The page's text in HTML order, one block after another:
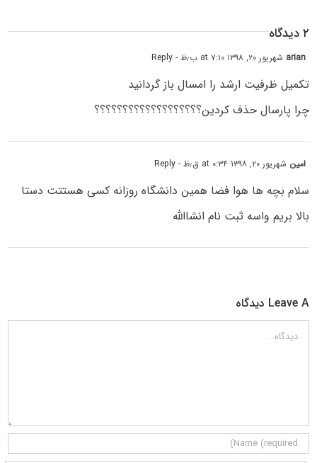
۲ دیدگاه
arian شهریور ۲۰, ۱۳۹۸ at ۷:۱۰ ب٫ظ - Reply
تکمیل ظرفیت ارشد را امسال باز گردانید
چرا پارسال حذف کردین؟؟؟؟؟؟؟؟؟؟؟؟؟؟؟؟؟؟؟
امین شهریور ۲۰, ۱۳۹۸ at ۰:۳۴ ق٫ظ - Reply
سلام بچه ها هوا فضا همین دانشگاه روزانه کسی هستتت دستا
بالا بریم واسه ثبت نام انشاالله
Leave A دیدگاه
دیدگاه